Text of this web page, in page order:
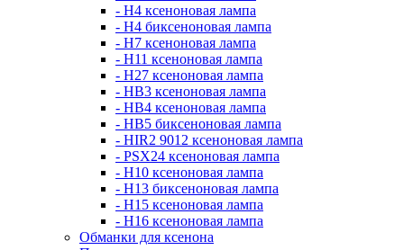
- H4 ксеноновая лампа
- H4 биксеноновая лампа
- H7 ксеноновая лампа
- H11 ксеноновая лампа
- H27 ксеноновая лампа
- HB3 ксеноновая лампа
- HB4 ксеноновая лампа
- HB5 биксеноновая лампа
- HIR2 9012 ксеноновая лампа
- PSX24 ксеноновая лампа
- H10 ксеноновая лампа
- H13 биксеноновая лампа
- H15 ксеноновая лампа
- H16 ксеноновая лампа
Обманки для ксенона